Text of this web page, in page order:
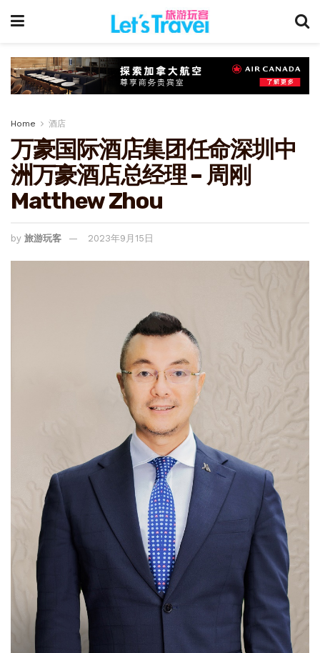
Home 酒店
万豪国际酒店集团任命深圳中
洲万豪酒店总经理 – 周刚
Matthew Zhou
by 旅游玩客 2023年9月15日